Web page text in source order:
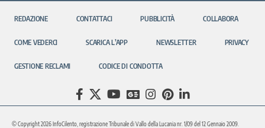
REDAZIONE CONTATTACI PUBBLICITÀ COLLABORA
COME VEDERCI SCARICA L’APP NEWSLETTER PRIVACY
GESTIONE RECLAMI CODICE DI CONDOTTA
© Copyright 2026 InfoCilento, registrazione Tribunale di Vallo della Lucania nr. 1/09 del 12 Gennaio 2009.